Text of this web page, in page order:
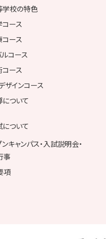
学校の特色
ース
ース
コース
ース
ザインコース
ついて
ついて
キャンパス・入試説明会・
事
項